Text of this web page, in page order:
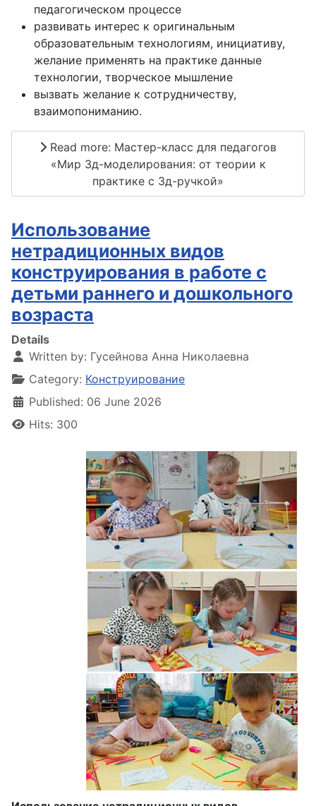
педагогическом процессе
развивать интерес к оригинальным
образовательным технологиям, инициативу,
желание применять на практике данные
технологии, творческое мышление
вызвать желание к сотрудничеству,
взаимопониманию.
Read more: Мастер-класс для педагогов
«Мир 3д-моделирования: от теории к
практике с 3д-ручкой»
Использование
нетрадиционных видов
конструирования в работе с
детьми раннего и дошкольного
возраста
Details
Written by: Гусейнова Анна Николаевна
Category: Конструирование
Published: 06 June 2026
Hits: 300